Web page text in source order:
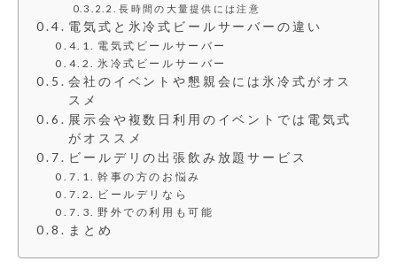
長時間の大量提供には注意
電気式と氷冷式ビールサーバーの違い
電気式ビールサーバー
氷冷式ビールサーバー
会社のイベントや懇親会には氷冷式がオス
スメ
展示会や複数日利用のイベントでは電気式
がオススメ
ビールデリの出張飲み放題サービス
幹事の方のお悩み
ビールデリなら
野外での利用も可能
まとめ